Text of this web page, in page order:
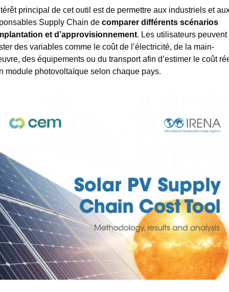
principal de cet outil est de permettre aux industriels et
Supply Chain de comparer différents scénarios
et d’approvisionnement. Les utilisateurs peuvent
des variables comme le coût de l’électricité, de la main-
des équipements ou du transport afin d’estimer le coût
module photovoltaïque selon chaque pays.